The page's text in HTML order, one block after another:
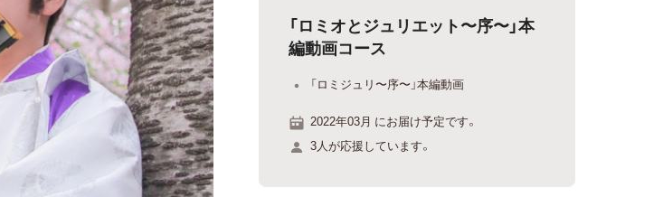
「ロミオとジュリエット〜序〜」本
編動画コース
「ロミジュリ〜序〜」本編動画
2022年03月 にお届け予定です。
3人が応援しています。